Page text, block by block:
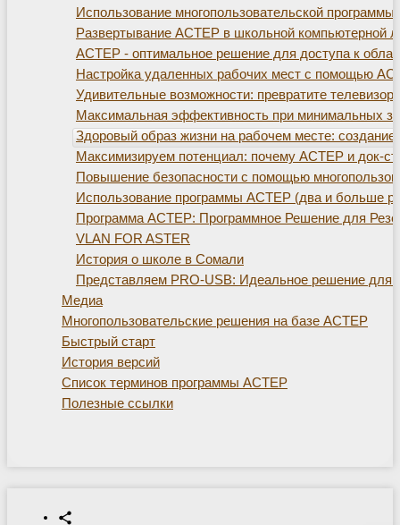
Использование многопользовательской
Развертывание АСТЕР в школьной компьютерной
АСТЕР - оптимальное решение для доступа к
Настройка удаленных рабочих мест с помощью
Удивительные возможности: превратите
Максимальная эффективность при минимальных
Здоровый образ жизни на рабочем месте: создание
Максимизируем потенциал: почему АСТЕР и док-
Повышение безопасности с помощью
Использование программы АСТЕР (два и больше
Программа АСТЕР: Программное Решение для
VLAN FOR ASTER
История о школе в Сомали
Представляем PRO-USB: Идеальное решение для
Медиа
Многопользовательские решения на базе АСТЕР
Быстрый старт
История версий
Список терминов программы АСТЕР
Полезные ссылки